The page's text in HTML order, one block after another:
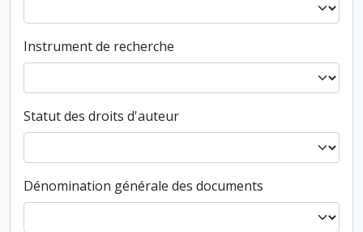
Instrument de recherche
Statut des droits d'auteur
Dénomination générale des documents